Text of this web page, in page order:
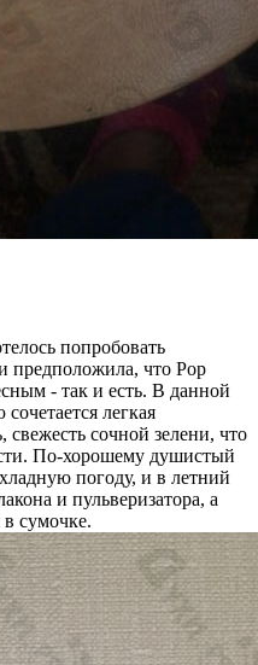
попробовать
предположила, что Pop
- так и есть. В данной
легкая
свежесть сочной зелени, что
По-хорошему душистый
погоду, и в летний
и пульверизатора, а
сумочке.